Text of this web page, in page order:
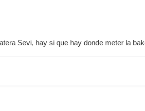
Sevi, hay si que hay donde meter la